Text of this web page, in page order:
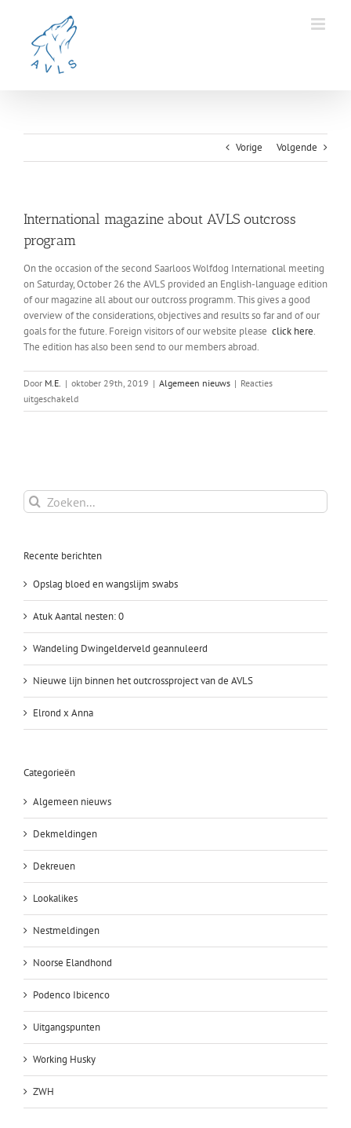
Vorige Volgende
International magazine about AVLS outcross
program
On the occasion of the second Saarloos Wolfdog International meeting
on Saturday, October 26 the AVLS provided an English-language edition
of our magazine all about our outcross programm. This gives a good
overview of the considerations, objectives and results so far and of our
goals for the future. Foreign visitors of our website please click here.
The edition has also been send to our members abroad.
Door M.E. | oktober 29th, 2019 | Algemeen nieuws | Reacties
uitgeschakeldvoor
International
program
Zoeken
naar:
Recente berichten
Opslag bloed en wangslijm swabs
Atuk Aantal nesten: 0
Wandeling Dwingelderveld geannuleerd
Nieuwe lijn binnen het outcrossproject van de AVLS
Elrond x Anna
Categorieën
Algemeen nieuws
Dekmeldingen
Dekreuen
Lookalikes
Nestmeldingen
Noorse Elandhond
Podenco Ibicenco
Uitgangspunten
Working Husky
ZWH